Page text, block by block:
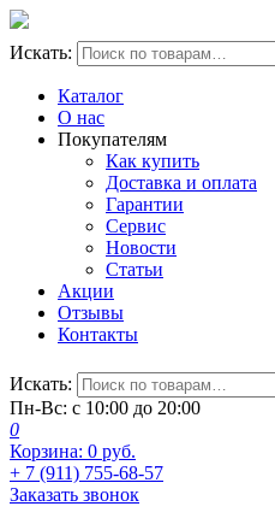
Искать:
Каталог
О нас
Покупателям
Как купить
Доставка и оплата
Гарантии
Сервис
Новости
Статьи
Акции
Отзывы
Контакты
Искать:
Пн-Вс: с 10:00 до 20:00
0
Корзина: 0 руб.
+ 7 (911) 755-68-57
Заказать звонок